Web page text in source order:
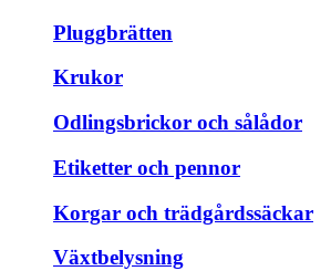
Pluggbrätten
Krukor
Odlingsbrickor och sålådor
Etiketter och pennor
Korgar och trädgårdssäckar
Växtbelysning